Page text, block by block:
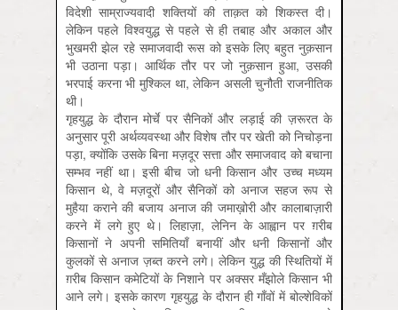
विदेशी साम्राज्यवादी शक्तियों की ताक़त को शिकस्त दी।
लेकिन पहले विश्वयुद्ध से पहले से ही तबाह और अकाल और
भुखमरी झेल रहे समाजवादी रूस को इसके लिए बहुत नुक़सान
भी उठाना पड़ा। आर्थिक तौर पर जो नुक़सान हुआ, उसकी
भरपाई करना भी मुश्किल था, लेकिन असली चुनौती राजनीतिक
थी।
गृहयुद्ध के दौरान मोर्चे पर सैनिकों और लड़ाई की ज़रूरत के
अनुसार पूरी अर्थव्यवस्था और विशेष तौर पर खेती को निचोड़ना
पड़ा, क्योंकि उसके बिना मज़दूर सत्ता और समाजवाद को बचाना
सम्भव नहीं था। इसी बीच जो धनी किसान और उच्च मध्यम
किसान थे, वे मज़दूरों और सैनिकों को अनाज सहज रूप से
मुहैया कराने की बजाय अनाज की जमाख़ोरी और कालाबाज़ारी
करने में लगे हुए थे। लिहाज़ा, लेनिन के आह्वान पर ग़रीब
किसानों ने अपनी समितियाँ बनायीं और धनी किसानों और
कुलकों से अनाज ज़ब्त करने लगे। लेकिन युद्ध की स्थितियों में
ग़रीब किसान कमेटियों के निशाने पर अक्सर मँझोले किसान भी
आने लगे। इसके कारण गृहयुद्ध के दौरान ही गाँवों में बोल्शेविकों